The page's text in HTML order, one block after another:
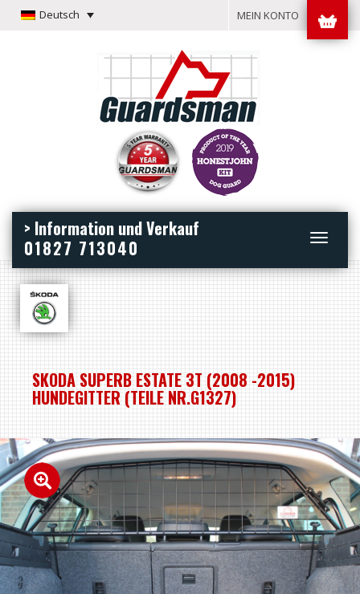
Deutsch MEIN KONTO
Toggle
> Information und Verkauf
01827 713040
SKODA SUPERB ESTATE 3T (2008 -2015)
HUNDEGITTER (TEILE NR.G1327)